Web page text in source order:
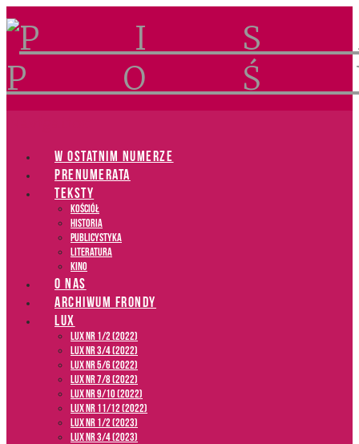
W OSTATNIM NUMERZE
PRENUMERATA
TEKSTY
Kościół
Historia
Publicystyka
Literatura
Kino
O NAS
ARCHIWUM FRONDY
LUX
LUX NR 1/2 (2022)
LUX NR 3/4 (2022)
LUX NR 5/6 (2022)
LUX NR 7/8 (2022)
LUX nr 9/10 (2022)
LUX NR 11/12 (2022)
LUX NR 1/2 (2023)
LUX NR 3/4 (2023)